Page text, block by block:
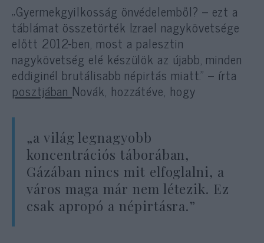
„Gyermekgyilkosság önvédelemből? – ezt a
táblámat összetörték Izrael nagykövetsége
előtt 2012-ben, most a palesztin
nagykövetség elé készülök az újabb, minden
eddiginél brutálisabb népirtás miatt.” – írta
posztjában Novák, hozzátéve, hogy
„a világ legnagyobb
koncentrációs táborában,
Gázában nincs mit elfoglalni, a
város maga már nem létezik. Ez
csak apropó a népirtásra.”